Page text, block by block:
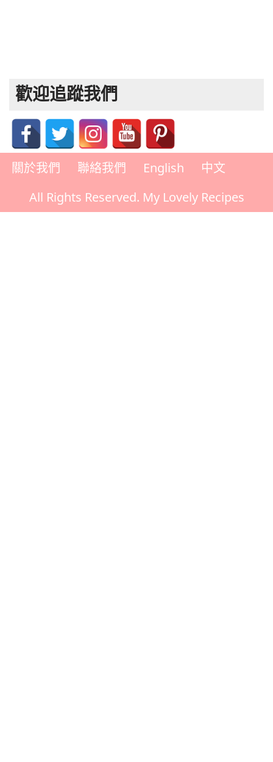
歡迎追蹤我們
關於我們 聯絡我們 English
中文
All Rights Reserved. My Lovely Recipes